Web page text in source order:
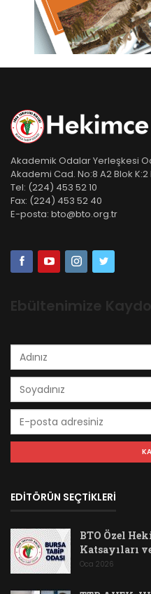
Akademik Odalar Yerleşkesi
Akademi Cad. No:8 A2 Blok K:2
Tel: (224) 453 52 10
Fax: (224) 453 52 40
E-posta: bto@bto.org.tr
Ebültenimize
EDİTÖRÜN SEÇTİKLERİ
BTO Özel
Katsayıları
Oca 2026